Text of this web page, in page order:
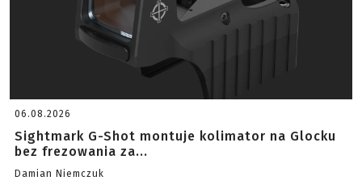
06.08.2026
Sightmark G-Shot montuje kolimator na Glocku
bez frezowania za...
Damian Niemczuk